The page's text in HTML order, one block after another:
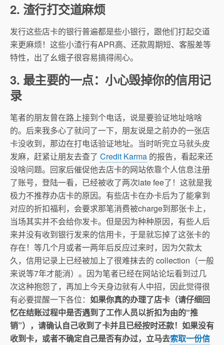
2. 渣行打交道麻烦
发行这些店卡的银行普遍都是些小银行，跟他们打起交道
来更麻烦！这些小渣行有APR高、还款周期短、客服差等
特性，出了幺蛾子很容易搞得闹心。
3. 最主要的一点：小心毁掉你的信用记
录
笔者的朋友曾在路上接到个电话，说是要验证地址啥啥
的。后来我多心了就问了一下，朋友说是之前办的一张店
卡没收到，那边在打电话验证地址。当时听完立马就头皮
发麻，赶紧让朋友去查了 Credit Karma 的报告，看起来还
没啥问题。回家后催促他去店卡的网站依靠个人信息注册
了账号，登陆一看，已经被收了两次late fee了！这就是我
极力不推荐办店卡的原因。有些店卡在办卡后为了能拿到
对应的折扣福利，会要求那笔消费被charge到那张卡上，
当场其实并不会给你发卡。但是因为种种原因，有些人后
来并没有收到银行发来的信用卡，于是就忘掉了这张卡的
存在！等几个月或者一两年后反应过来时，因为欠款太
久，信用记录上已经被加上了很难抹去的 collection（一般
来说等7年才能消）。因为笔者已经在网站论坛看到过几
次这种抱怨了，再加上今天身边就有人中招，因此觉得很
有必要提醒一下各位： 如果你真的办理了店卡（请仔细回
忆在结账过程中是否遇到了工作人员以折扣为由的“推
销”），请确认自己收到了卡并且已经按时还款！如果没有
收到卡，或者不确定自己是否有办过，立马去索取一份信